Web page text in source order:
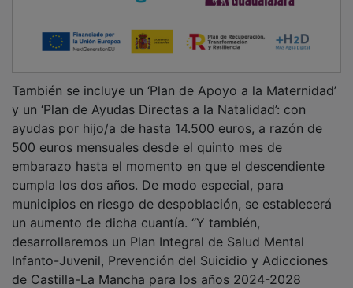
También se incluye un ‘Plan de Apoyo a la Maternidad’
y un ‘Plan de Ayudas Directas a la Natalidad’: con
ayudas por hijo/a de hasta 14.500 euros, a razón de
500 euros mensuales desde el quinto mes de
embarazo hasta el momento en que el descendiente
cumpla los dos años. De modo especial, para
municipios en riesgo de despoblación, se establecerá
un aumento de dicha cuantía. “Y también,
desarrollaremos un Plan Integral de Salud Mental
Infanto-Juvenil, Prevención del Suicidio y Adicciones
de Castilla-La Mancha para los años 2024-2028